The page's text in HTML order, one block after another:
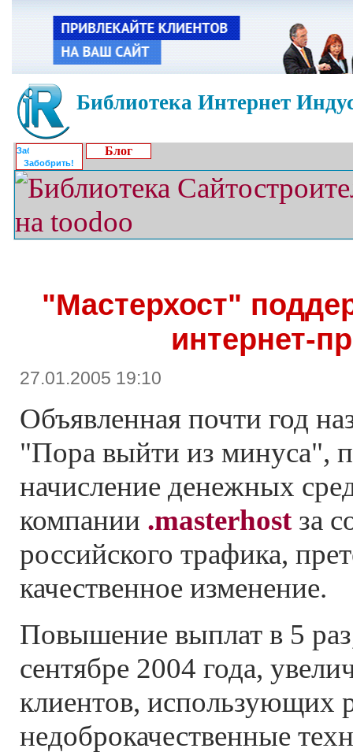
Библиотека Интернет
Забобрить!
Блог
"Мастерхост"
интернет-
27.01.2005 19:10
Объявленная почти год
"Пора выйти из минуса",
начисление денежных
компании .masterhostза
российского трафика,
качественное изменение.
Повышение выплат в 5
сентябре 2004 года,
клиентов, использующих
недоброкачественные